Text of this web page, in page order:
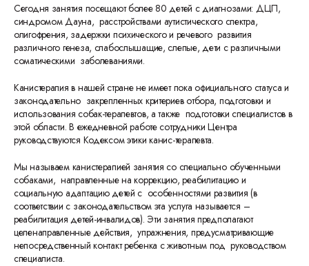
Сегодня занятия посещают более 80 детей с диагнозами: ДЦП,
синдромом Дауна, расстройствами аутистического спектра,
олигофрения, задержки психического и речевого развития
различного генеза, слабослышащие, слепые, дети с различными
соматическими заболеваниями.
Канистерапия в нашей стране не имеет пока официального статуса и
законодательно закрепленных критериев отбора, подготовки и
использования собак-терапевтов, а также подготовки специалистов в
этой области. В ежедневной работе сотрудники Центра
руководствуются Кодексом этики канис-терапевта.
Мы называем канистерапией занятия со специально обученными
собаками, направленные на коррекцию, реабилитацию и
социальную адаптацию детей с особенностями развития (в
соответствии с законодательством эта услуга называется –
реабилитация детей-инвалидов). Эти занятия предполагают
целенаправленные действия, упражнения, предусматривающие
непосредственный контакт ребенка с животным под руководством
специалиста.